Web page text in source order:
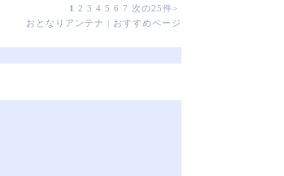
1
2 3 4 5 6 7 次の25件>
おとなりアンテナ | おすすめページ